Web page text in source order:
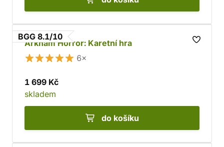
BGG 8.1/10
Arkham Horror: Karetní hra
6×
1 699 Kč
skladem
do košíku